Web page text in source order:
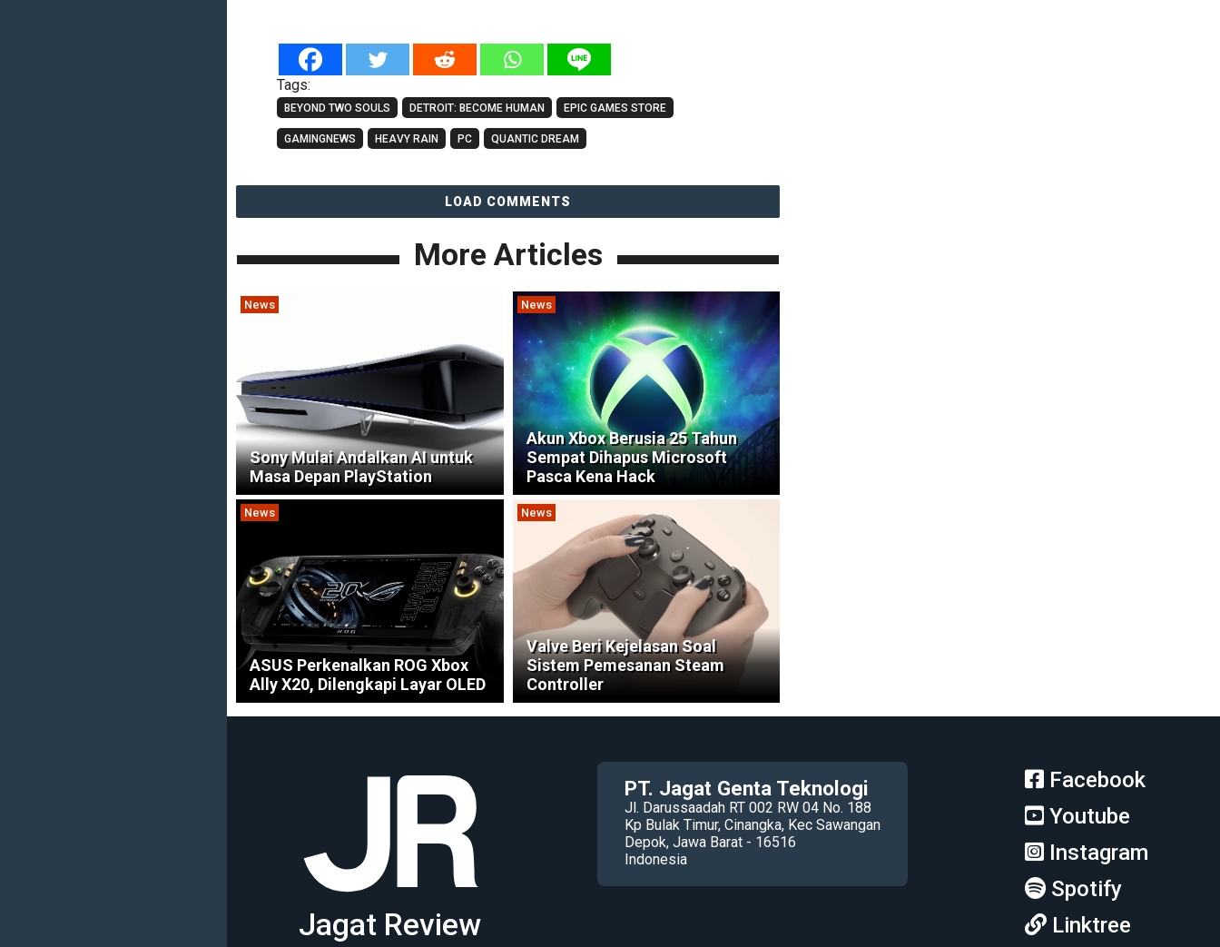
Tags:
BEYOND TWO SOULS DETROIT: BECOME HUMAN EPIC GAMES STORE
GAMINGNEWS HEAVY RAIN PC QUANTIC DREAM
LOAD COMMENTS
More Articles
News
Sony Mulai Andalkan AI untuk
Masa Depan PlayStation
News
Akun Xbox Berusia 25 Tahun
Sempat Dihapus Microsoft
Pasca Kena Hack
News
ASUS Perkenalkan ROG Xbox
Ally X20, Dilengkapi Layar OLED
News
Valve Beri Kejelasan Soal
Sistem Pemesanan Steam
Controller
Jagat Review
PT. Jagat Genta Teknologi
Jl. Darussaadah RT 002 RW 04 No. 188
Kp Bulak Timur, Cinangka, Kec Sawangan
Depok, Jawa Barat - 16516
Indonesia
Facebook
Youtube
Instagram
Spotify
Linktree